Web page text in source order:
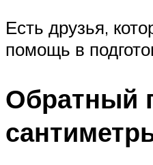
Есть друзья,
помощь в
Обратный